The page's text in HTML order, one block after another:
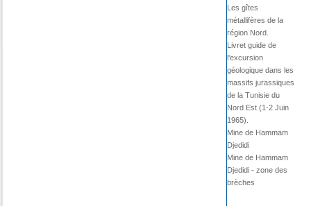
Les gîtes
métallifères de la
région Nord.
Livret guide de
l'excursion
géologique dans les
massifs jurassiques
de la Tunisie du
Nord Est (1-2 Juin
1965).
Mine de Hammam
Djedidi
Mine de Hammam
Djedidi - zone des
brèches